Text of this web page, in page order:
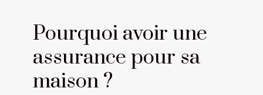
Pourquoi avoir une
assurance pour sa
maison ?